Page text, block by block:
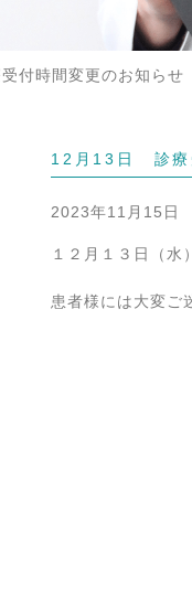
付時間変更のお知らせ
12月13日 診療
2023年11月15日
１２月１３日（
患者様には大変ご